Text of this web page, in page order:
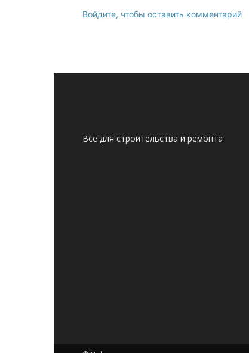
Войдите, чтобы оставить комментарий
Всё для строительства и ремонта